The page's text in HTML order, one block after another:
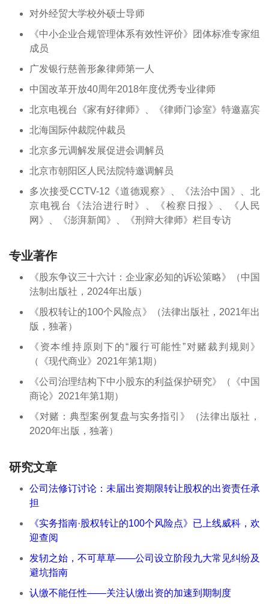
对外经贸大学校外硕士导师
《中小企业合规管理体系有效性评价》团体标准专家组
成员
广发银行慈善形象律师第一人
中国改革开放40周年2018年度优秀专业律师
北京电视台《家有好律师》、《律师门诊室》特邀嘉宾
北海国际仲裁院仲裁员
北京多元调解发展促进会调解员
北京市朝阳区人民法院特邀调解员
多次接受CCTV-12《道德观察》、《法治中国》、北
京电视台《法治进行时》、《检察日报》、《人民
网》、《澎湃新闻》、《刑辩大律师》栏目专访
专业著作
《股东争议三十六计：企业家必知的诉讼策略》（中国
法制出版社，2024年出版）
《股权转让的100个风险点》（法律出版社，2021年出
版，独著）
《资本维持原则下的“履行可能性”对赌裁判规则》
（《现代商业》2021年第1期）
《公司治理结构下中小股东的利益保护研究》（《中国
商论》2021年第1期）
《对赌：典型案例复盘与实务指引》（法律出版社，
2020年出版，独著）
研究文章
公司法修订讨论：未届出资期限转让股权的出资责任承
担
《实务指南·股权转让的100个风险点》已上线威科，欢
迎查阅
发轫之始，不可草草——公司设立阶段九大常见纠纷及
避坑指南
认缴不能任性——关注认缴出资的加速到期制度